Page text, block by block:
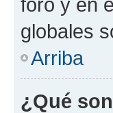
globales
Arriba
¿Qué